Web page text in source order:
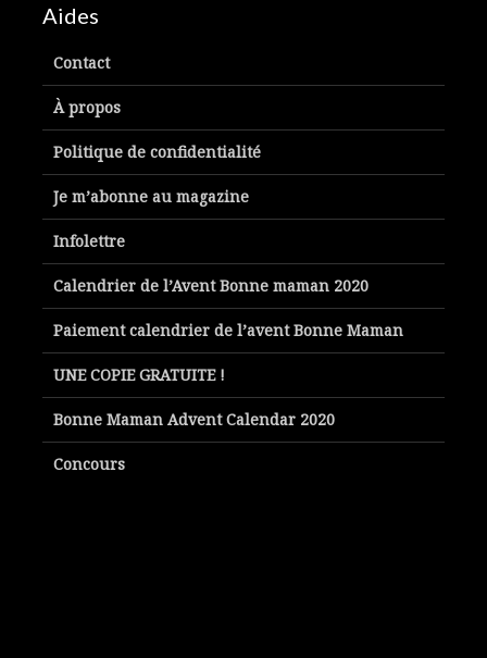
Aides
Contact
À propos
Politique de confidentialité
Je m’abonne au magazine
Infolettre
Calendrier de l’Avent Bonne maman 2020
Paiement calendrier de l’avent Bonne Maman
UNE COPIE GRATUITE !
Bonne Maman Advent Calendar 2020
Concours